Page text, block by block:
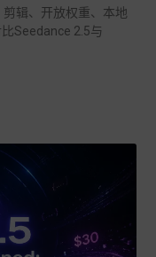
辑、开放权重、本地
Seedance 2.5与